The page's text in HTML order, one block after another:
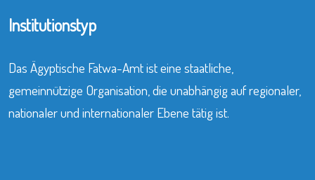
Institutionstyp
Das Ägyptische Fatwa-Amt ist eine staatliche,
gemeinnützige Organisation, die unabhängig auf regionaler,
nationaler und internationaler Ebene tätig ist.